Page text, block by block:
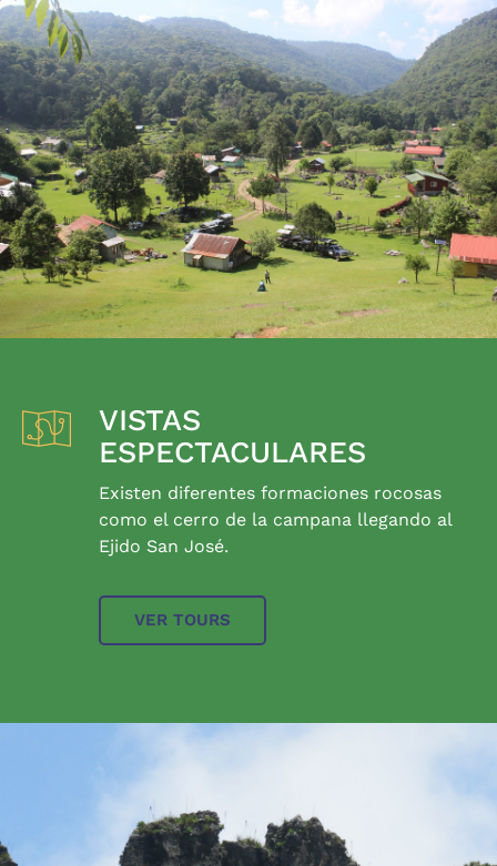
VISTAS
ESPECTACULARES
Existen diferentes formaciones rocosas
como el cerro de la campana llegando al
Ejido San José.
VER TOURS